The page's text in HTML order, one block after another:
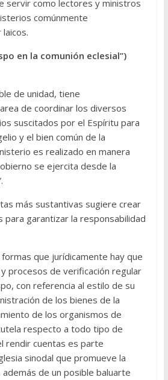
servir como lectores y ministros
comúnmente
en la comunión eclesial”)
de unidad, tiene
de coordinar los diversos
suscitados por el Espíritu para
y el bien común de la
es realizado en manera
se ejercita desde la
más sustantivas sugiere crear
para garantizar la responsabilidad
que jurídicamente hay que
procesos de verificación regular
con referencia al estilo de su
de los bienes de la
de los organismos de
respecto a todo tipo de
rendir cuentas es parte
sinodal que promueve la
de un posible baluarte